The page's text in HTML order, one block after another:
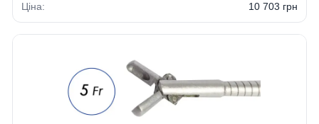
Ціна: 10 703 грн